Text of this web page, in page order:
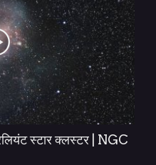
स्टार क्लस्टर | NGC